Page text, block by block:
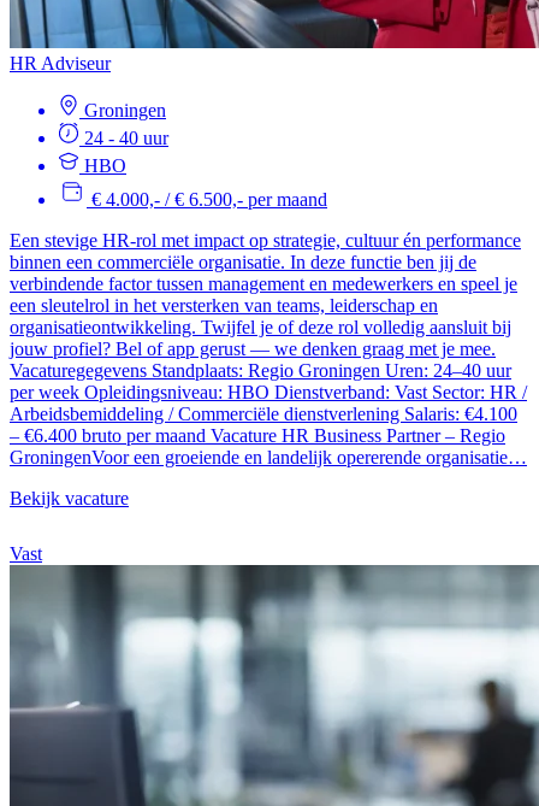
HR Adviseur
Groningen
24 - 40 uur
HBO
€ 4.000,- / € 6.500,- per maand
Een stevige HR-rol met impact op strategie, cultuur én performance
binnen een commerciële organisatie. In deze functie ben jij de
verbindende factor tussen management en medewerkers en speel je
een sleutelrol in het versterken van teams, leiderschap en
organisatieontwikkeling. Twijfel je of deze rol volledig aansluit bij
jouw profiel? Bel of app gerust — we denken graag met je mee.
Vacaturegegevens Standplaats: Regio Groningen Uren: 24–40 uur
per week Opleidingsniveau: HBO Dienstverband: Vast Sector: HR /
Arbeidsbemiddeling / Commerciële dienstverlening Salaris: €4.100
– €6.400 bruto per maand Vacature HR Business Partner – Regio
GroningenVoor een groeiende en landelijk opererende organisatie…
Bekijk vacature
Vast